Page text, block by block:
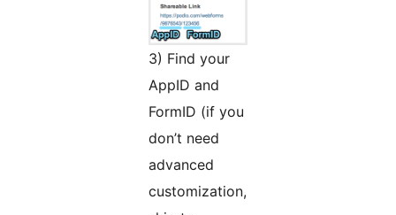
3) Find your
AppID and
FormID (if you
don’t need
advanced
customization,